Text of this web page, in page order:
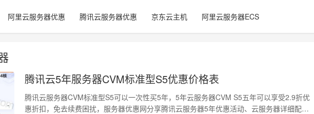
阿里云服务器优惠 腾讯云服务器优惠 京东云主机 阿里云服务器ECS
腾讯云5年服务器CVM标准型S5优惠价格表
腾讯云服务器CVM标准型S5可以一次性买5年，5年云服务器CVM S5五年可以享受2.9折优
惠折扣，免去续费困扰，服务器优惠网分享腾讯云服务器5年优惠活动、云服务器详细配置